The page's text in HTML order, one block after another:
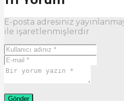
E-posta adresiniz
ile işaretlenmişlerdir